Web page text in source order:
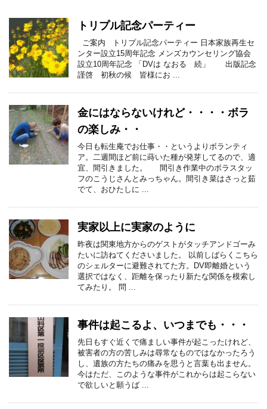
トリプル記念パーティー
ご案内 トリプル記念パーティー 日本家族再生セ
ンター設立15周年記念 メンズカウンセリング協会
設立10周年記念 「DVは なおる 続」 出版記念
謹啓 初秋の候 皆様にお ...
金にはならないけれど・・・・ボラ
の楽しみ・・
今日も転生庵でお仕事・・というよりボランティ
ア。二週間ほど前に蒔いた種が発芽してるので、適
宜、間引きました。 間引き作業中のボラスタッ
フのこうじさんとみっちゃん。間引き菜はさっと茹
でて、おひたしに ...
実家以上に実家のように
昨夜は関東地方からのゲストがタッチアンドゴーみ
たいに訪ねてくださいました。 以前しばらくこちら
のシェルターに避難されてた方。DV即離婚という
選択ではなく、距離を保ったり新たな関係を模索し
てみたり。 問 ...
事件は起こるよ、いつまでも・・・
先日もすぐ近くで痛ましい事件が起こったけれど、
被害者の方の苦しみは尋常なものではなかったろう
し、遺族の方たちの痛みを思うと言葉も出ません。
今はただ、このような事件がこれからは起こらない
で欲しいと願うば ...